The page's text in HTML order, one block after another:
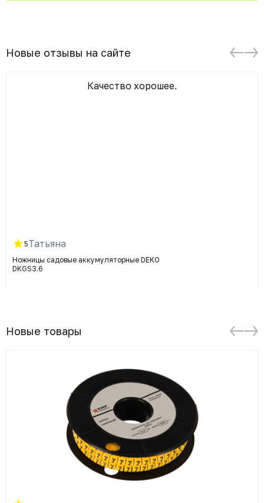
Новые отзывы на сайте
Качество хорошее.
5Татьяна
Ножницы садовые аккумуляторные DEKO
DKGS3.6
Новые товары